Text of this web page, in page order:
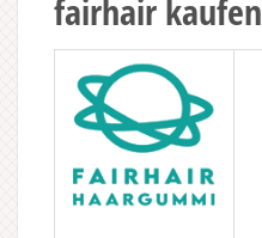
fairhair kaufen